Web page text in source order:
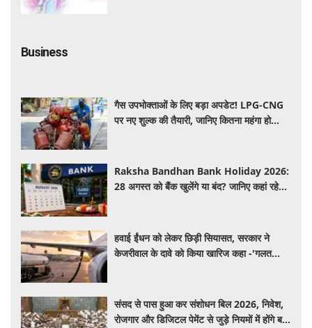
Business
गैस उपभोक्ताओं के लिए बड़ा अपडेट! LPG-CNG
पर नए शुल्क की तैयारी, जानिए कितना महंगा हो
Raksha Bandhan Bank Holiday 2026:
28 अगस्त को बैंक खुलेंगे या बंद? जानिए कहां रहेगी
हवाई ईंधन को लेकर छिड़ी सियासत, सरकार ने
केजरीवाल के दावे को किया खारिज कहा -'गलत
संसद से पास हुआ कर संशोधन बिल 2026, निवेश,
रोजगार और डिजिटल पेमेंट से जुड़े नियमों में होंगे बड़े